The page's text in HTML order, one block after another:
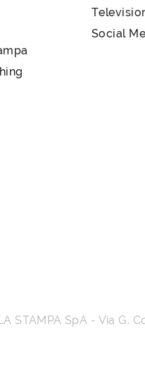
Social
STAMPA SpA - Via G.